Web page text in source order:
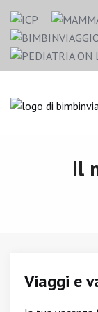
Il
Viaggi e